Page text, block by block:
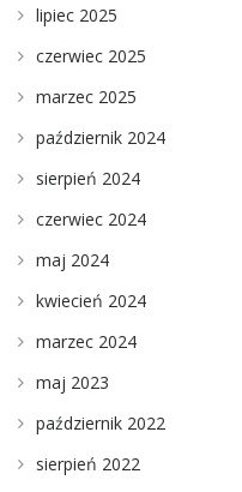
lipiec 2025
czerwiec 2025
marzec 2025
październik 2024
sierpień 2024
czerwiec 2024
maj 2024
kwiecień 2024
marzec 2024
maj 2023
październik 2022
sierpień 2022